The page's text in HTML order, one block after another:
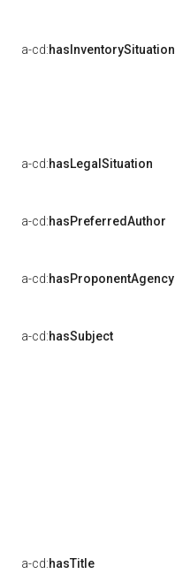
a-cd:hasInventorySituation
a-cd:hasLegalSituation
a-cd:hasPreferredAuthor
a-cd:hasProponentAgency
a-cd:hasSubject
a-cd:hasTitle